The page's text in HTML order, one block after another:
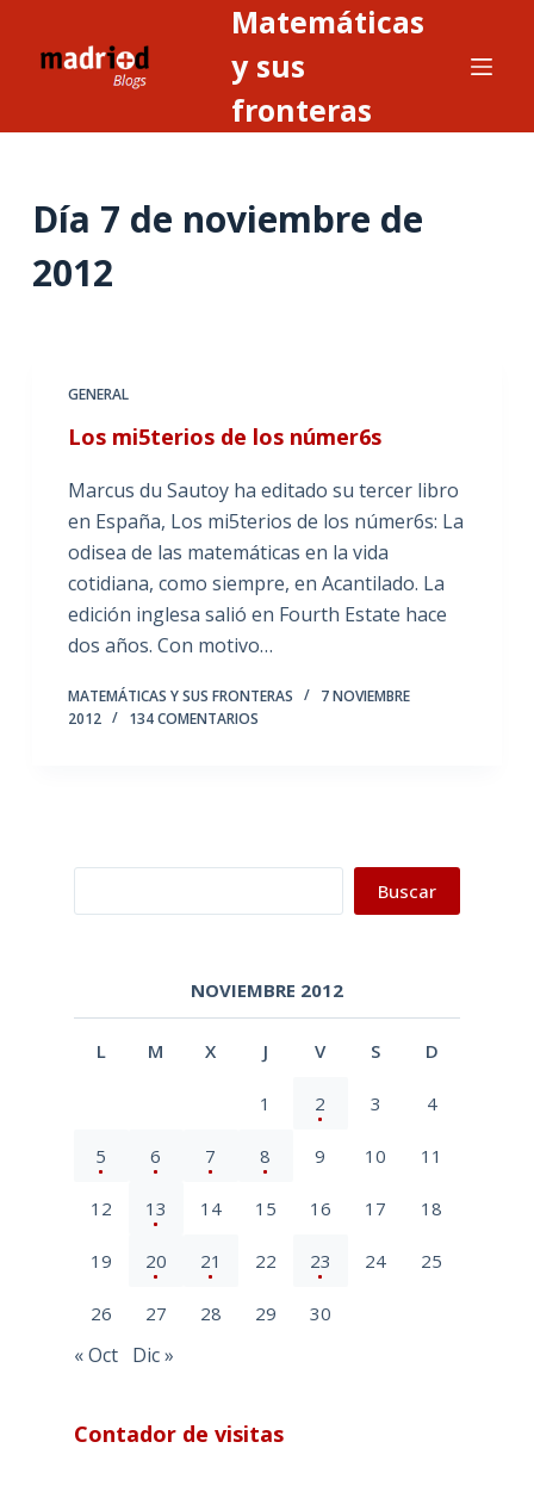
Matemáticas
y sus
fronteras
Día 7 de noviembre de
2012
GENERAL
Los mi5terios de los númer6s
Marcus du Sautoy ha editado su tercer libro
en España, Los mi5terios de los númer6s: La
odisea de las matemáticas en la vida
cotidiana, como siempre, en Acantilado. La
edición inglesa salió en Fourth Estate hace
dos años. Con motivo…
MATEMÁTICAS Y SUS FRONTERAS
7 NOVIEMBRE
2012
134 COMENTARIOS
Buscar
NOVIEMBRE 2012
L M X J V S D
1 2 3 4
5 6 7 8 9 10 11
12 13 14 15 16 17 18
19 20 21 22 23 24 25
26 27 28 29 30
« Oct Dic »
Contador de visitas